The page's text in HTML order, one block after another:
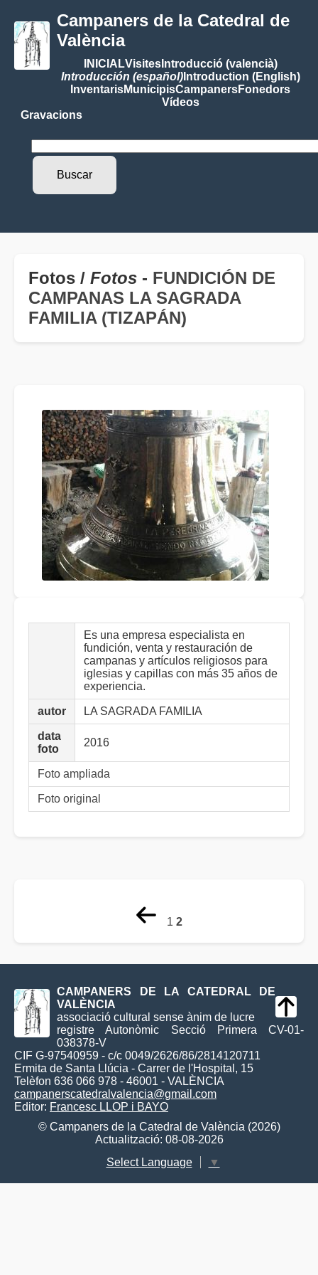
Campaners de la Catedral de
València
INICIALVisitesIntroducció (valencià)
Introducción (español)Introduction (English)
InventarisMunicipisCampanersFonedors
Vídeos
Gravacions
Fotos / Fotos - FUNDICIÓN DE
CAMPANAS LA SAGRADA
FAMILIA (TIZAPÁN)
Es una empresa especialista en
fundición, venta y restauración de
campanas y artículos religiosos para
iglesias y capillas con más 35 años de
experiencia.
autor LA SAGRADA FAMILIA
data
foto
2016
Foto ampliada
Foto original
1 2
CAMPANERS DE LA CATEDRAL DE
VALÈNCIA
associació cultural sense ànim de lucre
registre Autonòmic Secció Primera CV-01-
038378-V
CIF G-97540959 - c/c 0049/2626/86/2814120711
Ermita de Santa Llúcia - Carrer de l'Hospital, 15
Telèfon 636 066 978 - 46001 - VALÈNCIA
campanerscatedralvalencia@gmail.com
Editor: Francesc LLOP i BAYO
© Campaners de la Catedral de València (2026)
Actualització: 08-08-2026
Select Language
▼